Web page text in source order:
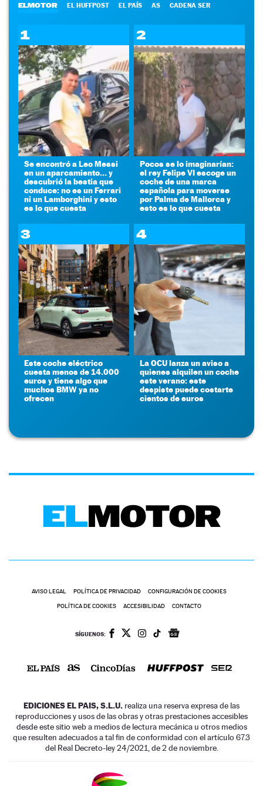
ELMOTOR EL HUFFPOST EL PAÍS AS CADENA SER
1
Se encontró a Leo Messi
en un aparcamiento... y
descubrió la bestia que
conduce: no es un Ferrari
ni un Lamborghini y esto
es lo que cuesta
2
Pocos se lo imaginarían:
el rey Felipe VI escoge un
coche de una marca
española para moverse
por Palma de Mallorca y
esto es lo que cuesta
3
Este coche eléctrico
cuesta menos de 14.000
euros y tiene algo que
muchos BMW ya no
ofrecen
4
La OCU lanza un aviso a
quienes alquilen un coche
este verano: este
despiste puede costarte
cientos de euros
AVISO LEGAL POLÍTICA DE PRIVACIDAD CONFIGURACIÓN DE COOKIES
POLÍTICA DE COOKIES ACCESIBILIDAD CONTACTO
SÍGUENOS:
EDICIONES EL PAIS, S.L.U. realiza una reserva expresa de las
reproducciones y usos de las obras y otras prestaciones accesibles
desde este sitio web a medios de lectura mecánica u otros medios
que resulten adecuados a tal fin de conformidad con el artículo 67.3
del Real Decreto-ley 24/2021, de 2 de noviembre.